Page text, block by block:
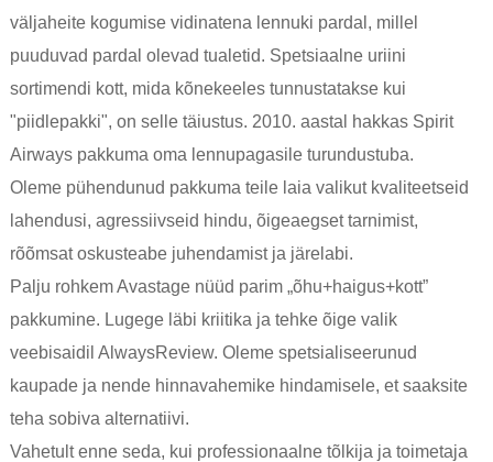
väljaheite kogumise vidinatena lennuki pardal, millel
puuduvad pardal olevad tualetid. Spetsiaalne uriini
sortimendi kott, mida kõnekeeles tunnustatakse kui
"piidlepakki", on selle täiustus. 2010. aastal hakkas Spirit
Airways pakkuma oma lennupagasile turundustuba.
Oleme pühendunud pakkuma teile laia valikut kvaliteetseid
lahendusi, agressiivseid hindu, õigeaegset tarnimist,
rõõmsat oskusteabe juhendamist ja järelabi.
Palju rohkem Avastage nüüd parim „õhu+haigus+kott”
pakkumine. Lugege läbi kriitika ja tehke õige valik
veebisaidil AlwaysReview. Oleme spetsialiseerunud
kaupade ja nende hinnavahemike hindamisele, et saaksite
teha sobiva alternatiivi.
Vahetult enne seda, kui professionaalne tõlkija ja toimetaja